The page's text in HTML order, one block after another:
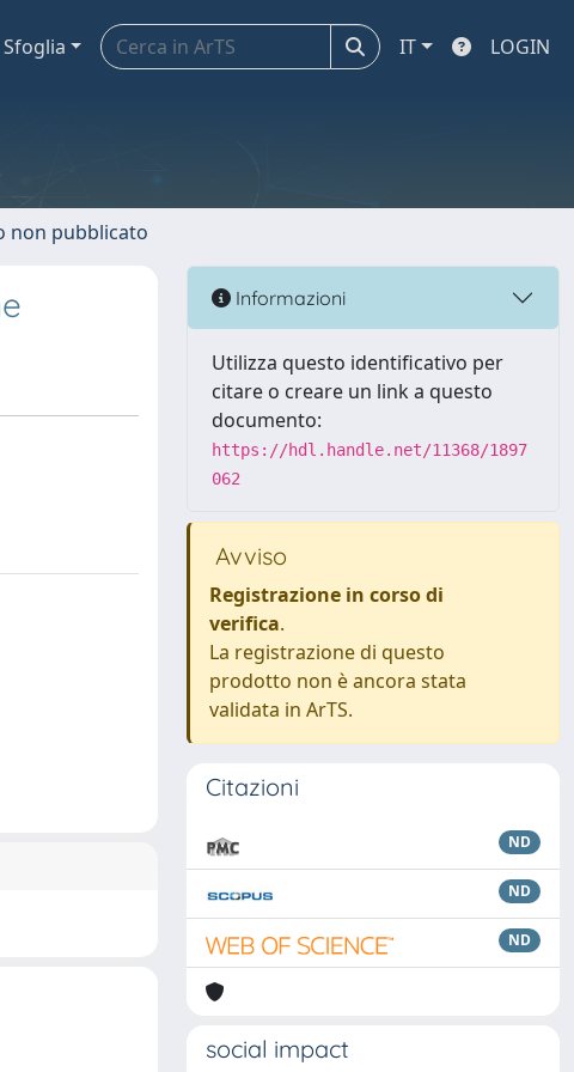
Sfoglia IT LOGIN
non pubblicato
Informazioni
Utilizza questo identificativo per
citare o creare un link a questo
documento:
https://hdl.handle.net/11368/1897
062
Avviso
Registrazione in corso di
verifica.
La registrazione di questo
prodotto non è ancora stata
validata in ArTS.
Citazioni
ND
ND
ND
social impact